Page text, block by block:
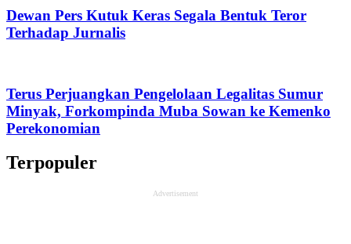
Dewan Pers Kutuk Keras Segala Bentuk Teror
Terhadap Jurnalis
Terus Perjuangkan Pengelolaan Legalitas Sumur
Minyak, Forkompinda Muba Sowan ke Kemenko
Perekonomian
Terpopuler
Advertisement